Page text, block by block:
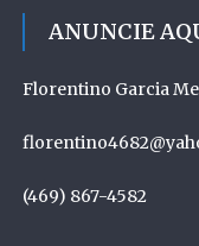
ANUNCIE
Florentino Garcia
(469) 867-4582